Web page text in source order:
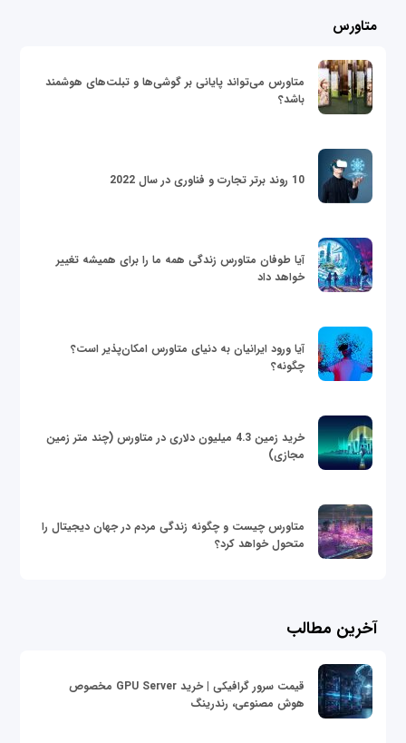
متاورس
متاورس می‌تواند پایانی بر گوشی‌ها و تبلت‌های هوشمند
باشد؟
10 روند برتر تجارت و فناوری در سال 2022
آیا طوفان متاورس زندگی همه ما را برای همیشه تغییر
خواهد داد
آیا ورود ایرانیان به دنیای متاورس امکان‌پذیر است؟
چگونه؟
خرید زمین 4.3 میلیون دلاری در متاورس (چند متر زمین
مجازی)
متاورس چیست و چگونه زندگی مردم در جهان دیجیتال را
متحول خواهد کرد؟
آخرین مطالب
قیمت سرور گرافیکی | خرید GPU Server مخصوص
هوش مصنوعی، رندرینگ